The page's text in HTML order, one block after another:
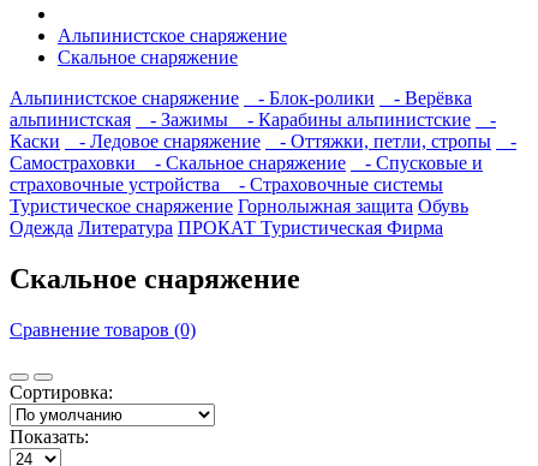
Альпинистское снаряжение
Скальное снаряжение
Альпинистское снаряжение
- Блок-ролики
- Верёвка
альпинистская
- Зажимы - Карабины альпинистские
-
Каски
- Ледовое снаряжение - Оттяжки, петли, стропы
-
Самостраховки
- Скальное снаряжение
- Спусковые и
страховочные устройства
- Страховочные системы
Туристическое снаряжение Горнолыжная защита Обувь
Одежда Литература ПРОКАТ Туристическая Фирма
Скальное снаряжение
Сравнение товаров (0)
Сортировка:
Показать: